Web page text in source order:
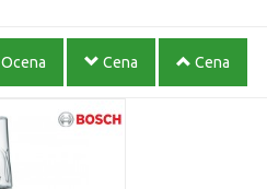
Ocena Cena Cena